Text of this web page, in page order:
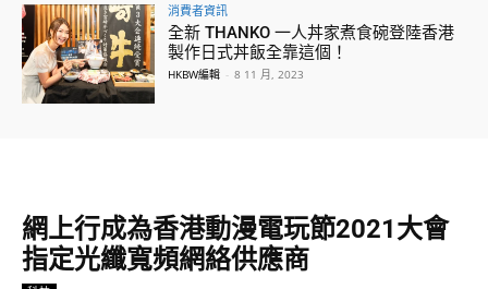
消費者資訊
全新 THANKO 一人丼家煮食碗登陸香港
製作日式丼飯全靠這個！
HKBW編輯 - 8 11 月, 2023